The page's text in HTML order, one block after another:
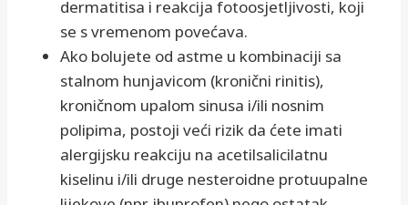
dermatitisa i reakcija fotoosjetljivosti, koji
se s vremenom povećava.
Ako bolujete od astme u kombinaciji sa
stalnom hunjavicom (kronični rinitis),
kroničnom upalom sinusa i/ili nosnim
polipima, postoji veći rizik da ćete imati
alergijsku reakciju na acetilsalicilatnu
kiselinu i/ili druge nesteroidne protuupalne